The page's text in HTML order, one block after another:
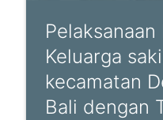
Keluarga
kecamatan
Bali dengan